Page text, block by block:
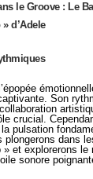
le Groove : Le
d’Adele
Son
crucial.
pulsation
plongerons dans
et explorerons le
sonore